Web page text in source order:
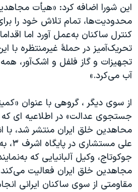
این شورا اضافه کرد: «هیأت
محدودیت‌ها، تمام تلاش خود را
کنترل ساکنان به‌عمل آورد اما
تحریک‌آمیز در حملهٔ غیرمنتظره با
تجهیزات و گاز فلفل و اشک‌آور،
آب می‌کرد.»
از سوی دیگر ، گروهی با عنوان
جستجوی عدالت»‌ در اطلاعیه ای
محاهدین خلق ایران منتشر شد، با
علی
جوکوتاج، وکیل آلبانیایی که
مجاهدین خلق ایران فعالیت
مقاومتی از سوی ساکنان ایرانی